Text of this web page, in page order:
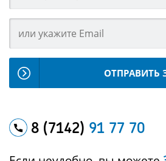
ОТПРАВИТЬ
8 (7142) 91 77 70